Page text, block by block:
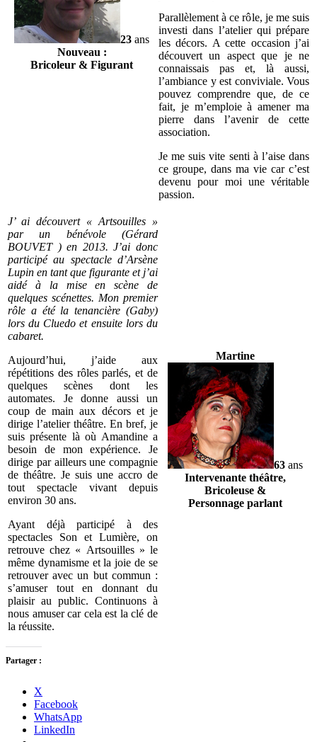
23 ans
Nouveau :
Bricoleur & Figurant
Parallèlement à ce rôle, je me suis
investi dans l’atelier qui prépare
les décors. A cette occasion j’ai
découvert un aspect que je ne
connaissais pas et, là aussi,
l’ambiance y est conviviale. Vous
pouvez comprendre que, de ce
fait, je m’emploie à amener ma
pierre dans l’avenir de cette
association.
Je me suis vite senti à l’aise dans
ce groupe, dans ma vie car c’est
devenu pour moi une véritable
passion.
J’ ai découvert « Artsouilles »
par un bénévole (Gérard
BOUVET ) en 2013. J’ai donc
participé au spectacle d’Arsène
Lupin en tant que figurante et j’ai
aidé à la mise en scène de
quelques scénettes. Mon premier
rôle a été la tenancière (Gaby)
lors du Cluedo et ensuite lors du
cabaret.
Aujourd’hui, j’aide aux
répétitions des rôles parlés, et de
quelques scènes dont les
automates. Je donne aussi un
coup de main aux décors et je
dirige l’atelier théâtre. En bref, je
suis présente là où Amandine a
besoin de mon expérience. Je
dirige par ailleurs une compagnie
de théâtre. Je suis une accro de
tout spectacle vivant depuis
environ 30 ans.
Ayant déjà participé à des
spectacles Son et Lumière, on
retrouve chez « Artsouilles » le
même dynamisme et la joie de se
retrouver avec un but commun :
s’amuser tout en donnant du
plaisir au public. Continuons à
nous amuser car cela est la clé de
la réussite.
Martine
63ans
Intervenante théâtre,
Bricoleuse &
Personnage parlant
Partager :
X
Facebook
WhatsApp
LinkedIn